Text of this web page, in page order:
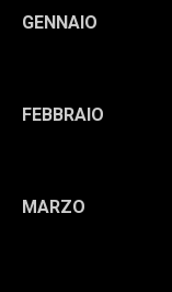
GENNAIO
FEBBRAIO
MARZO